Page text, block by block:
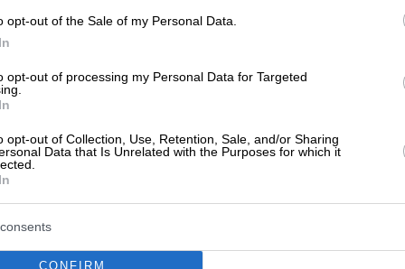
opt-out of the Sale of my Personal Data.
opt-out of processing my Personal Data for Targeted
opt-out of Collection, Use, Retention, Sale, and/or Sharing
Data that Is Unrelated with the Purposes for which it
CONFIRM
ακόμα αξιολογήσεις
Γίνετε ο πρώτος που θα μοιραστεί την
επιλογή!